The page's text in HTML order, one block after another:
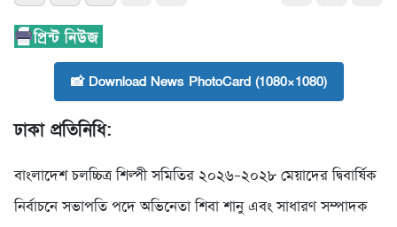
📸 Download News PhotoCard (1080×1080)
ঢাকা প্রতিনিধি:
বাংলাদেশ চলচ্চিত্র শিল্পী সমিতির ২০২৬–২০২৮ মেয়াদের দ্বিবার্ষিক
নির্বাচনে সভাপতি পদে অভিনেতা শিবা শানু এবং সাধারণ সম্পাদক